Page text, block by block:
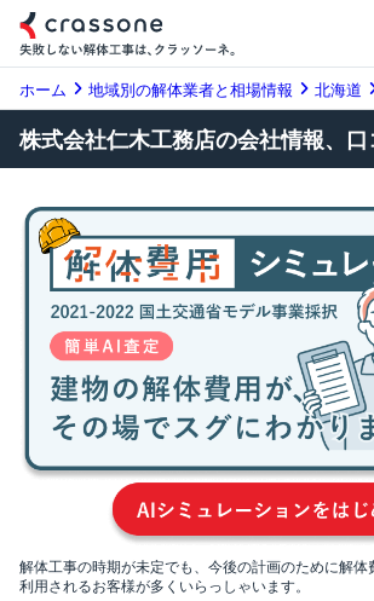
ホーム 地域別の解体業者と相場情報 北海道
株式会社仁木工務店の会社情報、
解体工事の時期が未定でも、今後の計画のために解体
利用されるお客様が多くいらっしゃいます。